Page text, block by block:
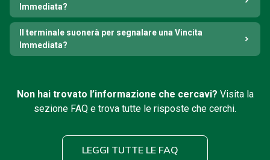
Immediata?
Il terminale suonerà per segnalare una Vincita
Immediata?
Non hai trovato l’informazione che cercavi? Visita la
sezione FAQ e trova tutte le risposte che cerchi.
LEGGI TUTTE LE FAQ